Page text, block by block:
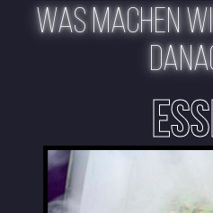
WAS MACHEN